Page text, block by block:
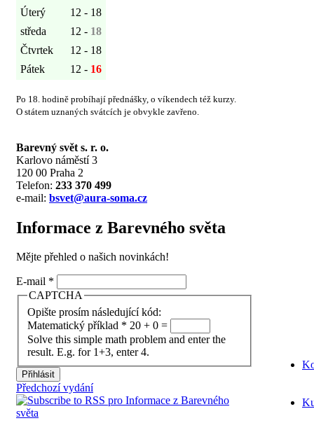
Úterý
12 - 18
středa
12 - 18
Čtvrtek
12 - 18
Pátek
12 - 16
Po 18. hodině probíhají přednášky, o víkendech též kurzy.
O státem uznaných svátcích je obvykle zavřeno.
Barevný svět s. r. o.
Karlovo náměstí 3
120 00 Praha 2
Telefon: 233 370 499
e-mail: bsvet@aura-soma.cz
Informace z Barevného světa
Mějte přehled o našich novinkách!
E-mail *
CAPTCHA
Opište prosím následující kód:
Matematický příklad * 20 + 0 =
Solve this simple math problem and enter the
result. E.g. for 1+3, enter 4.
Předchozí vydání